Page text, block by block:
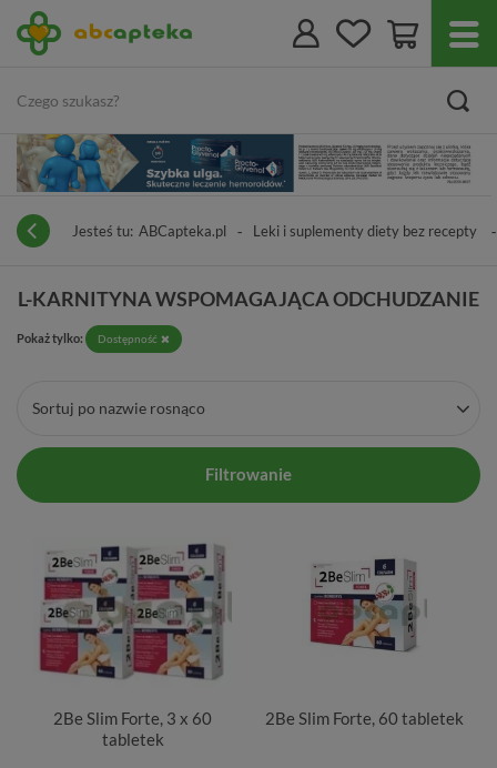
Jesteś tu: ABCapteka.pl Leki i suplementy diety bez recepty
L-KARNITYNA WSPOMAGAJĄCA ODCHUDZANIE
Pokaż tylko: Dostępność
Sortuj po nazwie rosnąco
Filtrowanie
2Be Slim Forte, 3 x 60
tabletek
2Be Slim Forte, 60 tabletek